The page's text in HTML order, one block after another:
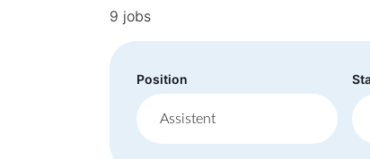
9 jobs
Position